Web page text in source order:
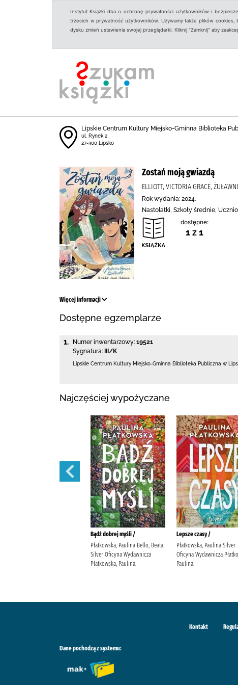
Instytut Książki dba o ochronę prywatności użytkowników i
trzecich w prywatność użytkowników. Używamy także plików
dysku zmień ustawienia swojej przeglądarki. Kliknij "Zamknij" aby
Lipskie Centrum Kultury Miejsko-Gminna Biblioteka
ul. Rynek 2
27-300 Lipsko
Zostań moją gwiazdą
ELLIOTT, VICTORIA GRACE,
Rok wydania: 2024.
Nastolatki, Szkoły średnie,
dostępne:
1 z 1
Więcej informacji
Dostępne egzemplarze
1. Numer inwentarzowy: 19521
Sygnatura:
III/K
Lipskie Centrum Kultury Miejsko-Gminna Biblioteka Publiczna w
Najczęściej wypożyczane
Bądź dobrej myśli /
Płatkowska, Paulina Bello, Beata.
Silver Oficyna Wydawnicza
Płatkowska, Paulina.
Lepsze czasy /
Płatkowska, Paulina Silver
Oficyna Wydawnicza
Paulina.
Kontakt
Dane pochodzą z systemu: